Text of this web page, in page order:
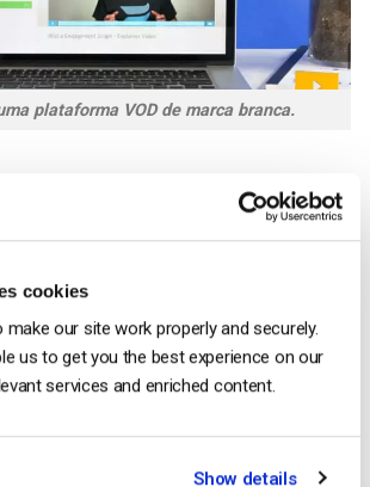
cookies
our site work properly and securely.
us to get you the best experience on our
services and enriched content.
Show details
plataforma VOD de marca branca.
A opção gratuita inclui um leitor de vídeo de
banda limitada a 200 GB por mês e um
os seus vídeos deixam de ser
gratuito é ótimo se estiver a explorar
de vídeo é adequado para o seu
a Wistia oferece planos pagos a